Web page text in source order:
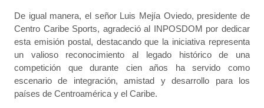
De igual manera, el señor Luis Mejía Oviedo, presidente de
Centro Caribe Sports, agradeció al INPOSDOM por dedicar
esta emisión postal, destacando que la iniciativa representa
un valioso reconocimiento al legado histórico de una
competición que durante cien años ha servido como
escenario de integración, amistad y desarrollo para los
países de Centroamérica y el Caribe.